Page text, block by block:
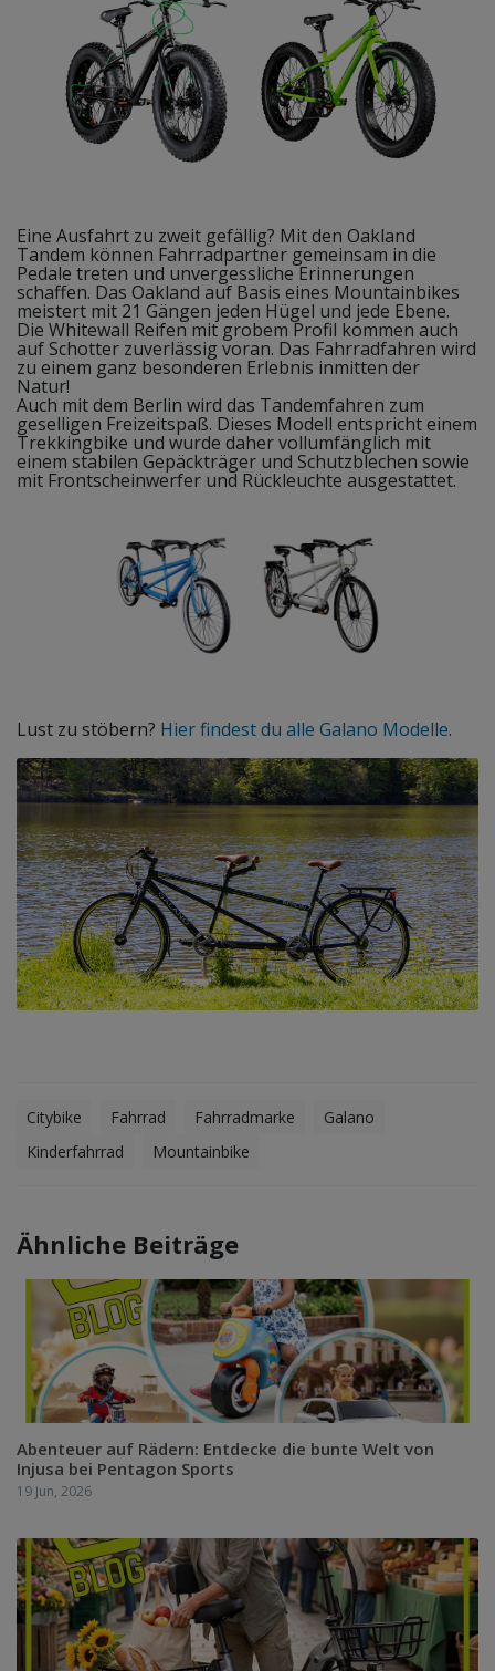
Eine Ausfahrt zu zweit gefällig? Mit den Oakland
Tandem können Fahrradpartner gemeinsam in die
Pedale treten und unvergessliche Erinnerungen
schaffen. Das Oakland auf Basis eines Mountainbikes
meistert mit 21 Gängen jeden Hügel und jede Ebene.
Die Whitewall Reifen mit grobem Profil kommen auch
auf Schotter zuverlässig voran. Das Fahrradfahren wird
zu einem ganz besonderen Erlebnis inmitten der
Natur!
Auch mit dem Berlin wird das Tandemfahren zum
geselligen Freizeitspaß. Dieses Modell entspricht einem
Trekkingbike und wurde daher vollumfänglich mit
einem stabilen Gepäckträger und Schutzblechen sowie
mit Frontscheinwerfer und Rückleuchte ausgestattet.
Lust zu stöbern? Hier findest du alle Galano Modelle.
Citybike Fahrrad Fahrradmarke
Galano
Kinderfahrrad
Mountainbike
Ähnliche Beiträge
Abenteuer auf Rädern: Entdecke die bunte Welt von
Injusa bei Pentagon Sports
19 Jun, 2026